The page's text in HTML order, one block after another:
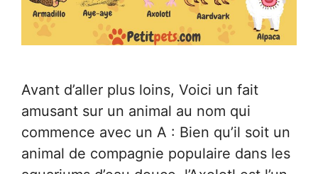
Avant d’aller plus loins, Voici un fait
amusant sur un animal au nom qui
commence avec un A : Bien qu’il soit un
animal de compagnie populaire dans les